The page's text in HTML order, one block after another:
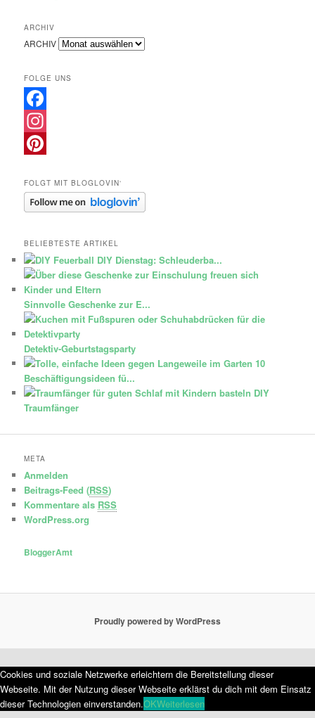
ARCHIV
ARCHIV
FOLGE UNS
Facebook
Instagram
FOLGT MIT BLOGLOVIN‘
BELIEBTESTE ARTIKEL
DIY Dienstag: Schleuderba...
Sinnvolle Geschenke zur E...
Detektiv-Geburtstagsparty
10
Beschäftigungsideen fü...
DIY
Traumfänger
META
Anmelden
Beitrags-Feed (RSS)
Kommentare als RSS
WordPress.org
BloggerAmt
Proudly powered by WordPress
Cookies und soziale Netzwerke erleichtern die Bereitstellung dieser
Webseite. Mit der Nutzung dieser Webseite erklärst du dich mit dem Einsatz
dieser Technologien einverstanden.OKWeiterlesen